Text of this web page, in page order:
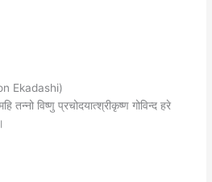
Ekadashi)
तन्नो विष्णु प्रचोदयात्श्रीकृष्ण गोविन्द हरे